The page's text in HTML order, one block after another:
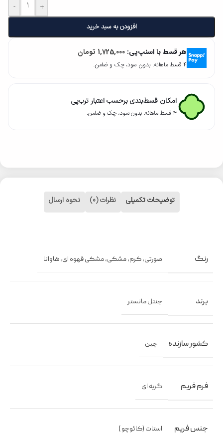
- +
افزودن به سبد خرید
هر قسط با اسنپ‌پی: 1,725,000 تومان
۴ قسط ماهانه. بدون سود، چک و ضامن.
امکان قسط‌بندی برحسب اعتبار ترب‌پی
۴ قسط ماهانه. بدون سود، چک و ضامن.
توضیحات تکمیلی نظرات (0) نحوه ارسال
رنگ صورتی,کرم,مشکی,مشکی قهوه ای,هاوانا
برند جنتل مانستر
کشور سازنده چین
فرم فریم گربه ای
جنس فریم استات (کائوچو )